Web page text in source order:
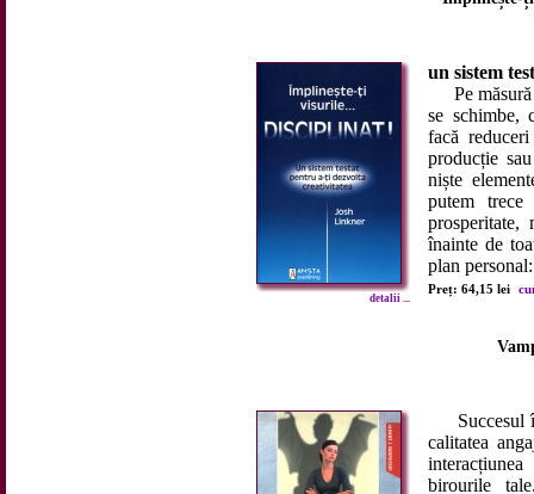
detalii ...
un sistem
Pe măsură
se schimbe,
facă
producție
niște
putem
prosperitate,
înainte de
plan
Preț: 64,15 lei
Succesul în
calitatea
birourile